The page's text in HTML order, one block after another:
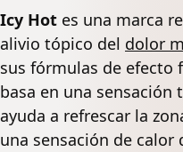
Icy Hot es una marca
alivio tópico del dolor
sus fórmulas de efecto
basa en una
ayuda a refrescar la
una sensación de